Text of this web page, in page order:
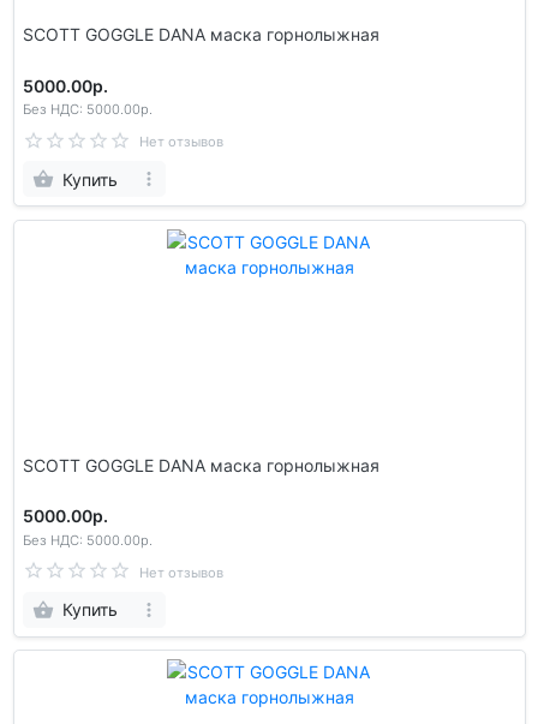
SCOTT GOGGLE DANA маска горнолыжная
5000.00р.
Без НДС: 5000.00р.
Нет отзывов
Купить
SCOTT GOGGLE DANA маска горнолыжная
5000.00р.
Без НДС: 5000.00р.
Нет отзывов
Купить